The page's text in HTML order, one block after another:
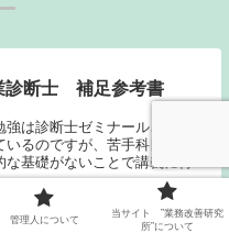
診断士 補足参考書
強は診断士ゼミナールさんの教
いるのですが、苦手科目におい
な基礎がないことで講義に付い
ようなこともありました。ま
題を解く回数を増やしたり、少
の習得もしたいといった場合に
管理人について
当サイト ”業務改善研究
所”について